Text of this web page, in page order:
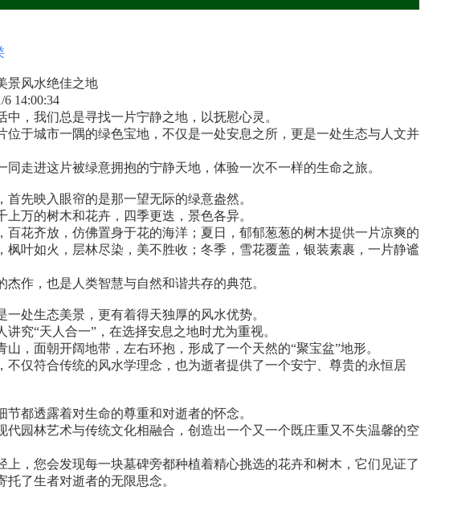
景风水绝佳之地
6 14:00:34
中，我们总是寻找一片宁静之地，以抚慰心灵。
位于城市一隅的绿色宝地，不仅是一处安息之所，更是一处生态与人文并
同走进这片被绿意拥抱的宁静天地，体验一次不一样的生命之旅。
，首先映入眼帘的是那一望无际的绿意盎然。
上万的树木和花卉，四季更迭，景色各异。
百花齐放，仿佛置身于花的海洋；夏日，郁郁葱葱的树木提供一片凉爽的
枫叶如火，层林尽染，美不胜收；冬季，雪花覆盖，银装素裹，一片静谧
杰作，也是人类智慧与自然和谐共存的典范。
一处生态美景，更有着得天独厚的风水优势。
讲究“天人合一”，在选择安息之地时尤为重视。
山，面朝开阔地带，左右环抱，形成了一个天然的“聚宝盆”地形。
不仅符合传统的风水学理念，也为逝者提供了一个安宁、尊贵的永恒居
节都透露着对生命的尊重和对逝者的怀念。
代园林艺术与传统文化相融合，创造出一个又一个既庄重又不失温馨的空
上，您会发现每一块墓碑旁都种植着精心挑选的花卉和树木，它们见证了
托了生者对逝者的无限思念。